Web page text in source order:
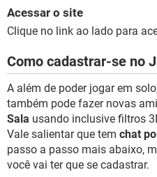
Acessar o site
Clique no link ao lado para
Como cadastrar-se no
A além de poder jogar em
também pode fazer novas
Sala usando inclusive filtros
Vale salientar que tem chat
passo a passo mais abaixo,
você vai ter que se cadastrar.